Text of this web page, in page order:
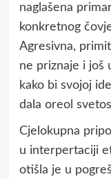
naglašena
konkretnog
Agresivna,
ne priznaje i još
kako bi svojoj
dala oreol
Cjelokupna
u interpertaciji
otišla je u